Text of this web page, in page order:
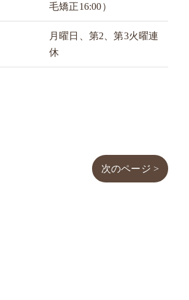
毛矯正16:00）
月曜日、第2、第3火曜連
休
次のページ >